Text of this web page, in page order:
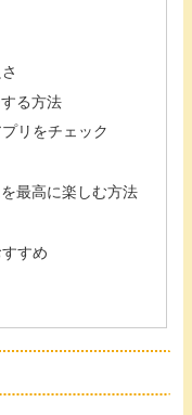
る方法
リをチェック
最高に楽しむ方法
すめ